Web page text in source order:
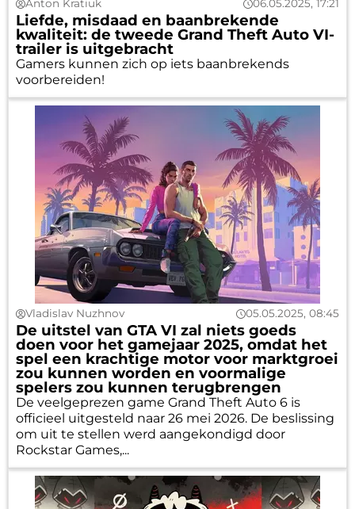
Anton Kratiuk 06.05.2025, 17:21
Liefde, misdaad en baanbrekende
kwaliteit: de tweede Grand Theft Auto VI-
trailer is uitgebracht
Gamers kunnen zich op iets baanbrekends
voorbereiden!
Vladislav Nuzhnov 05.05.2025, 08:45
De uitstel van GTA VI zal niets goeds
doen voor het gamejaar 2025, omdat het
spel een krachtige motor voor marktgroei
zou kunnen worden en voormalige
spelers zou kunnen terugbrengen
De veelgeprezen game Grand Theft Auto 6 is
officieel uitgesteld naar 26 mei 2026. De beslissing
om uit te stellen werd aangekondigd door
Rockstar Games,...